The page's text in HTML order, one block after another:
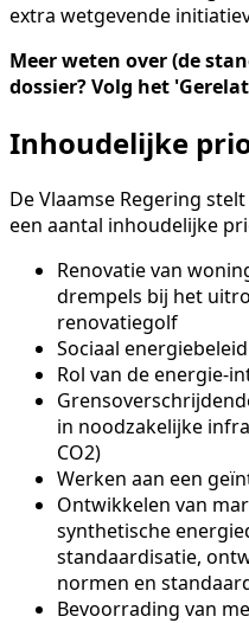
extra wetgevende
Meer weten over (de
dossier? Volg het
Inhoudelijke
De Vlaamse Regering
een aantal inhoudelijke
Renovatie van
drempels bij het
renovatiegolf
Sociaal energiebeleid
Rol van de energie-
in noodzakelijke
CO2)
Werken aan een
Ontwikkelen van
synthetische
standaardisatie,
normen en
Bevoorrading van